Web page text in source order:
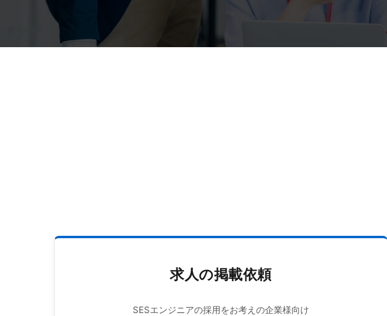
求人の掲載依頼
SESエンジニアの採用をお考えの企業様向け